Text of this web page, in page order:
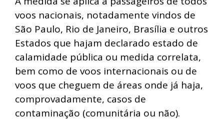
voos nacionais, notadamente vindos de
São Paulo, Rio de Janeiro, Brasília e outros
Estados que hajam declarado estado de
calamidade pública ou medida correlata,
bem como de voos internacionais ou de
voos que cheguem de áreas onde já haja,
comprovadamente, casos de
contaminação (comunitária ou não).